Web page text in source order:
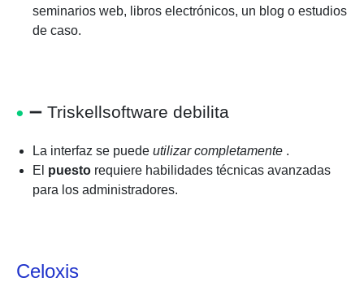
seminarios web, libros electrónicos, un blog o estudios
de caso.
➖ Triskellsoftware debilita
La interfaz se puede utilizar completamente .
El puesto requiere habilidades técnicas avanzadas
para los administradores.
Celoxis